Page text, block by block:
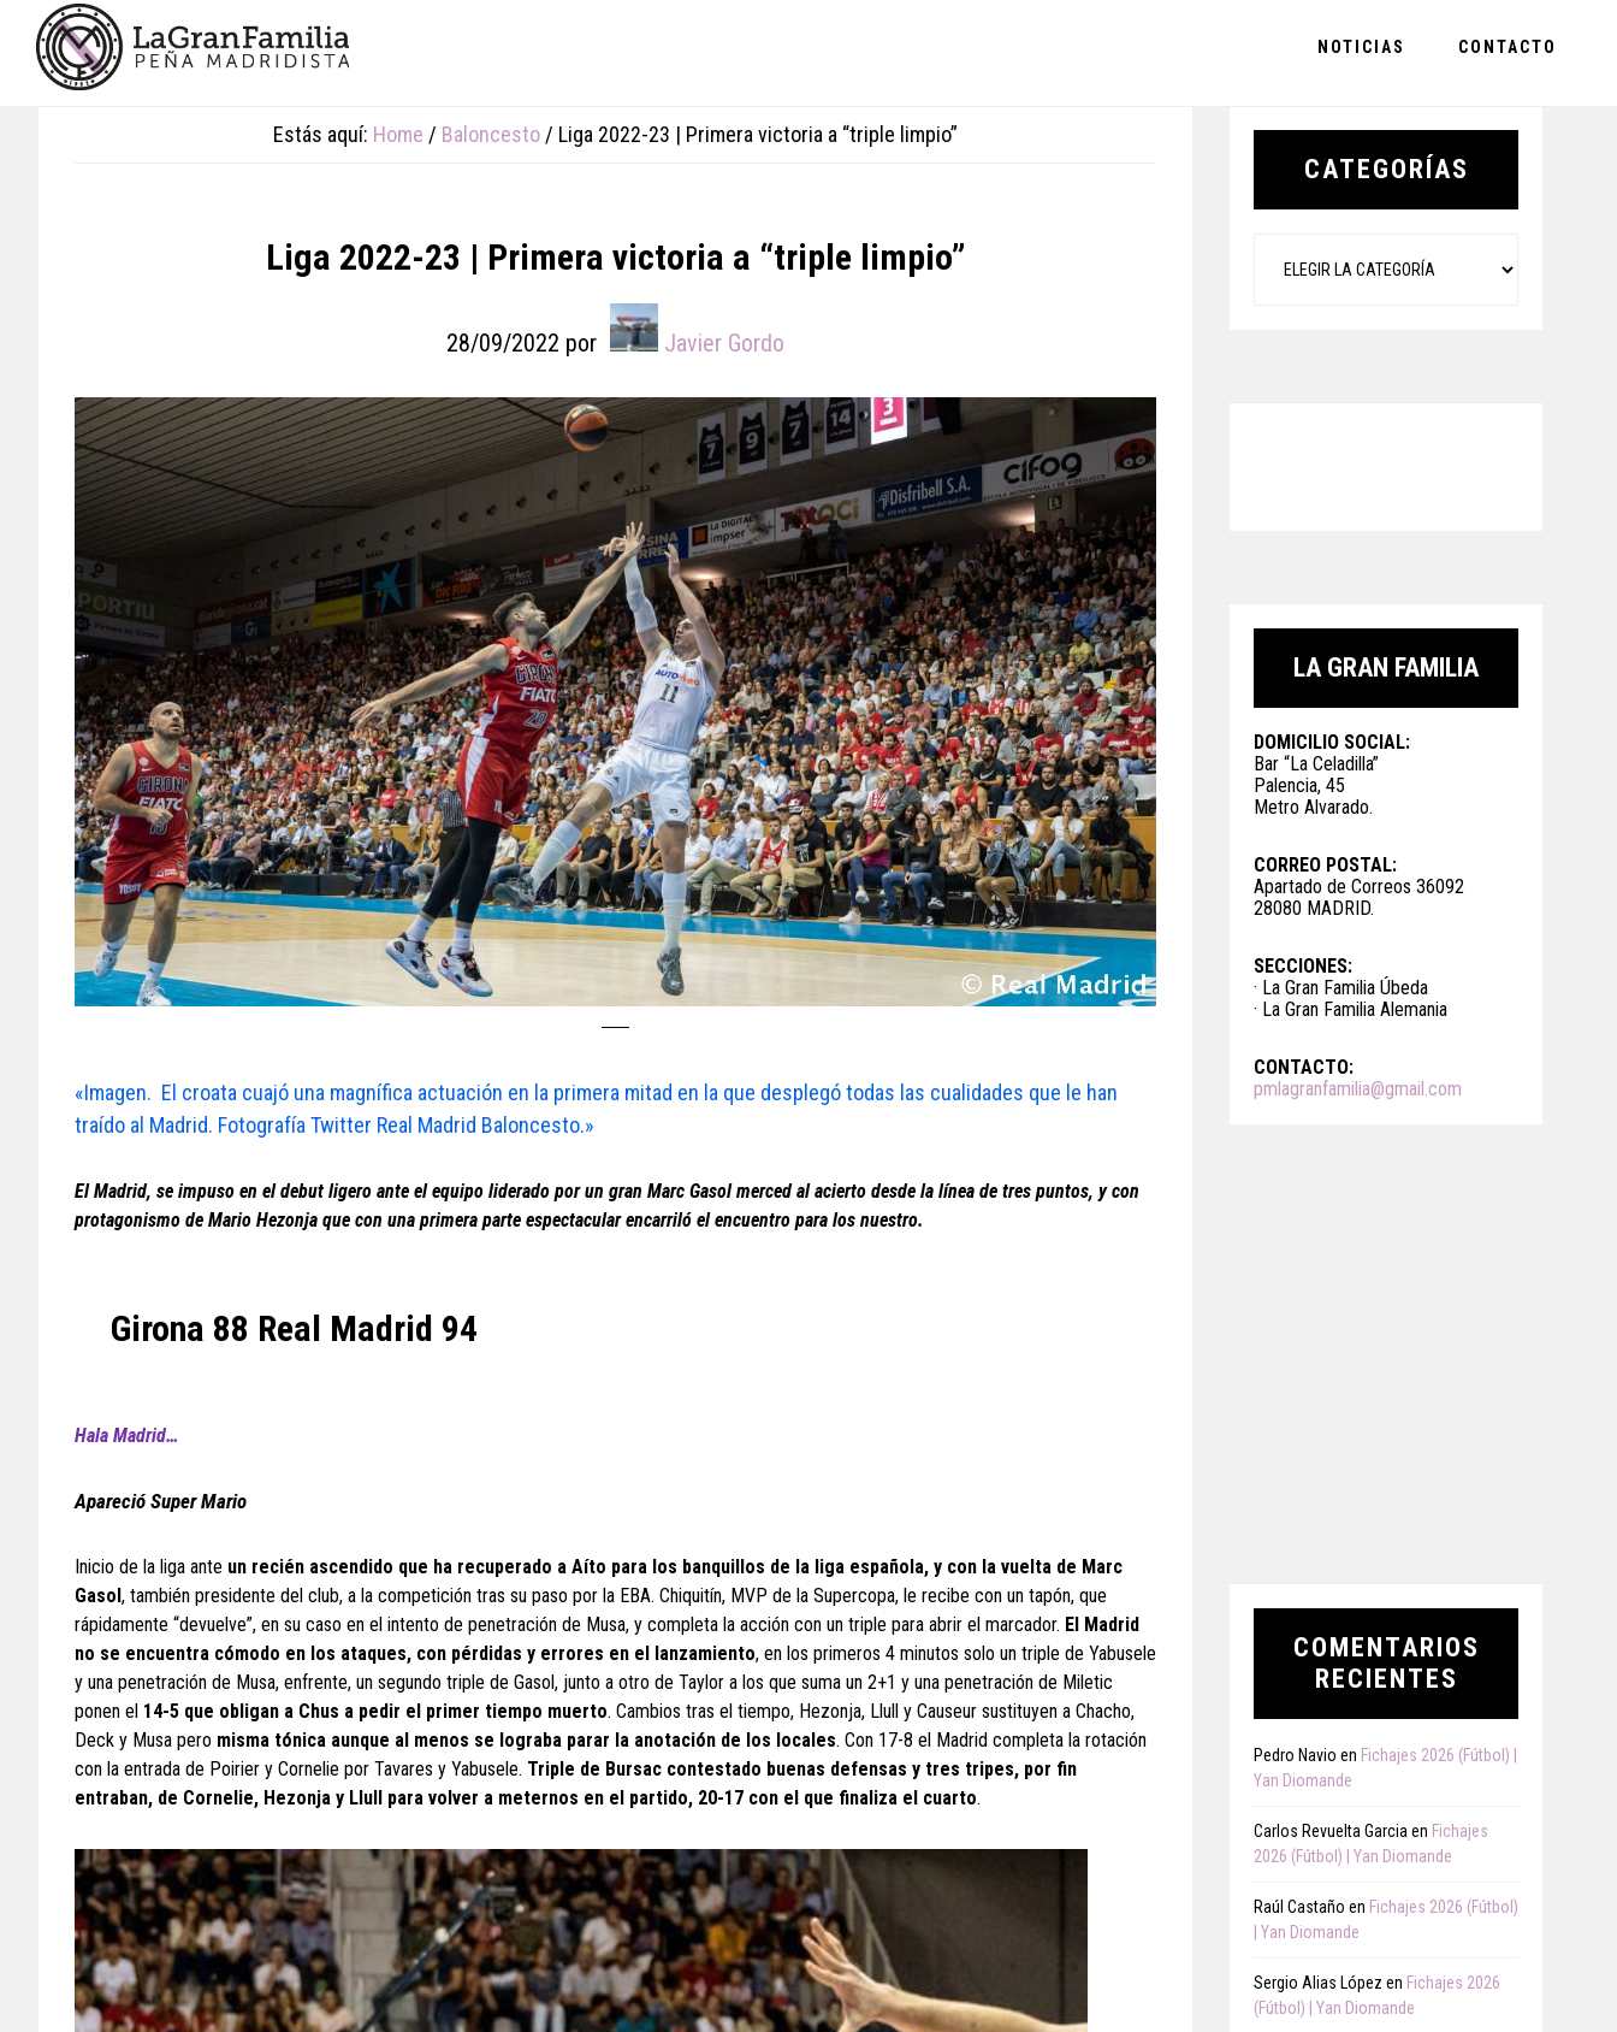
primary
footer
NOTICIAS CONTACTO
Estás aquí: Home / Baloncesto / Liga 2022-23 | Primera victoria a “triple limpio”
Liga 2022-23 | Primera victoria a “triple limpio”
28/09/2022 por Javier Gordo
«Imagen. El croata cuajó una magnífica actuación en la primera mitad en la que desplegó todas las cualidades que le han
traído al Madrid. Fotografía Twitter Real Madrid Baloncesto.»
El Madrid, se impuso en el debut ligero ante el equipo liderado por un gran Marc Gasol merced al acierto desde la línea de tres puntos, y con
protagonismo de Mario Hezonja que con una primera parte espectacular encarriló el encuentro para los nuestro.
Girona 88 Real Madrid 94
Hala Madrid…
Apareció Super Mario
Inicio de la liga ante un recién ascendido que ha recuperado a Aíto para los banquillos de la liga española, y con la vuelta de Marc
Gasol, también presidente del club, a la competición tras su paso por la EBA. Chiquitín, MVP de la Supercopa, le recibe con un tapón, que
rápidamente “devuelve”, en su caso en el intento de penetración de Musa, y completa la acción con un triple para abrir el marcador. El Madrid
no se encuentra cómodo en los ataques, con pérdidas y errores en el lanzamiento, en los primeros 4 minutos solo un triple de Yabusele
y una penetración de Musa, enfrente, un segundo triple de Gasol, junto a otro de Taylor a los que suma un 2+1 y una penetración de Miletic
ponen el 14-5 que obligan a Chus a pedir el primer tiempo muerto. Cambios tras el tiempo, Hezonja, Llull y Causeur sustituyen a Chacho,
Deck y Musa pero misma tónica aunque al menos se lograba parar la anotación de los locales. Con 17-8 el Madrid completa la rotación
con la entrada de Poirier y Cornelie por Tavares y Yabusele. Triple de Bursac contestado buenas defensas y tres tripes, por fin
entraban, de Cornelie, Hezonja y Llull para volver a meternos en el partido, 20-17 con el que finaliza el cuarto.
Primary
CATEGORÍAS
LA GRAN FAMILIA
DOMICILIO SOCIAL:
Bar “La Celadilla”
Palencia, 45
Metro Alvarado.
CORREO POSTAL:
Apartado de Correos 36092
28080 MADRID.
SECCIONES:
· La Gran Familia Úbeda
· La Gran Familia Alemania
CONTACTO:
pmlagranfamilia@gmail.com
COMENTARIOS
RECIENTES
Pedro Navio en Fichajes 2026 (Fútbol) |
Yan Diomande
Carlos Revuelta Garcia en Fichajes
2026 (Fútbol) | Yan Diomande
Raúl Castaño en Fichajes 2026 (Fútbol)
| Yan Diomande
Sergio Alias López en Fichajes 2026
(Fútbol) | Yan Diomande